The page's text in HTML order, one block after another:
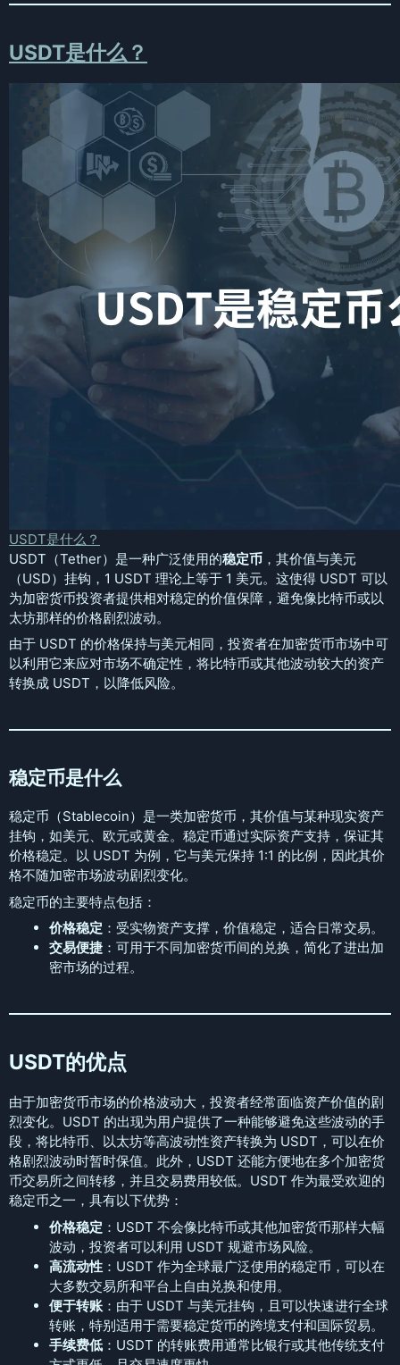
USDT是什么？
USDT是什么？
USDT（Tether）是一种广泛使用的稳定币 ，其价值与美元
（USD）挂钩，1 USDT 理论上等于 1 美元。这使得 USDT 可以
为加密货币投资者提供相对稳定的价值保障，避免像比特币或以
太坊那样的价格剧烈波动。
由于 USDT 的价格保持与美元相同，投资者在加密货币市场中可
以利用它来应对市场不确定性，将比特币或其他波动较大的资产
转换成 USDT，以降低风险。
稳定币是什么
稳定币（Stablecoin）是一类加密货币，其价值与某种现实资产
挂钩，如美元、欧元或黄金。稳定币通过实际资产支持，保证其
价格稳定。以 USDT 为例，它与美元保持 1:1 的比例，因此其价
格不随加密市场波动剧烈变化。
稳定币的主要特点包括：
价格稳定 ：受实物资产支撑，价值稳定，适合日常交易。
交易便捷 ：可用于不同加密货币间的兑换，简化了进出加
密市场的过程。
USDT的优点
由于加密货币市场的价格波动大，投资者经常面临资产价值的剧
烈变化。USDT 的出现为用户提供了一种能够避免这些波动的手
段，将比特币、以太坊等高波动性资产转换为 USDT，可以在价
格剧烈波动时暂时保值。此外，USDT 还能方便地在多个加密货
币交易所之间转移，并且交易费用较低。USDT 作为最受欢迎的
稳定币之一，具有以下优势：
价格稳定 ：USDT 不会像比特币或其他加密货币那样大幅
波动，投资者可以利用 USDT 规避市场风险。
高流动性 ：USDT 作为全球最广泛使用的稳定币，可以在
大多数交易所和平台上自由兑换和使用。
便于转账 ：由于 USDT 与美元挂钩，且可以快速进行全球
转账，特别适用于需要稳定货币的跨境支付和国际贸易。
手续费低 ：USDT 的转账费用通常比银行或其他传统支付